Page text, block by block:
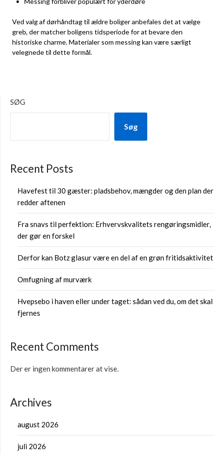
Ved valg af dørhåndtag til ældre boliger anbefales det at vælge
greb, der matcher boligens tidsperiode for at bevare den
historiske charme. Materialer som messing kan være særligt
velegnede til dette formål.
SØG
Søg
Recent Posts
Havefest til 30 gæster: pladsbehov, mængder og den plan der
redder aftenen
Fra snavs til perfektion: Erhvervskvalitets rengøringsmidler,
der gør en forskel
Derfor kan Botz glasur være en del af en grøn fritidsaktivitet
Omfugning af murværk
Hvepsebo i haven eller under taget: sådan ved du, om det skal
fjernes
Recent Comments
Der er ingen kommentarer at vise.
Archives
august 2026
juli 2026